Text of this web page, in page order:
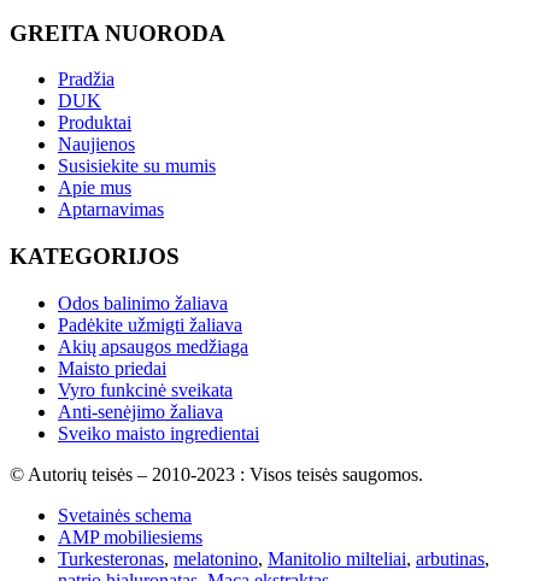
GREITA NUORODA
Pradžia
DUK
Produktai
Naujienos
Susisiekite su mumis
Apie mus
Aptarnavimas
KATEGORIJOS
Odos balinimo žaliava
Padėkite užmigti žaliava
Akių apsaugos medžiaga
Maisto priedai
Vyro funkcinė sveikata
Anti-senėjimo žaliava
Sveiko maisto ingredientai
© Autorių teisės – 2010-2023 : Visos teisės saugomos.
Svetainės schema
AMP mobiliesiems
Turkesteronas, melatonino, Manitolio milteliai, arbutinas,